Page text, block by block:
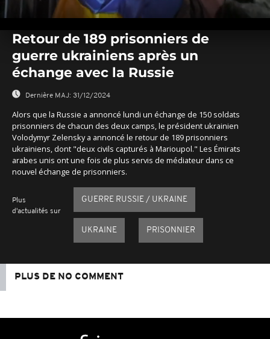
seconds
seconds
Retour de 189 prisonniers de
guerre ukrainiens après un
échange avec la Russie
Dernière MAJ: 31/12/2024
Alors que la Russie a annoncé lundi un échange de 150 soldats
prisonniers de chacun des deux camps, le président ukrainien
Volodymyr Zelensky a annoncé le retour de 189 prisonniers
ukrainiens, dont "deux civils capturés à Marioupol." Les Émirats
arabes unis ont une fois de plus servis de médiateur dans ce
nouvel échange de prisonniers.
Plus
d'actualités sur
GUERRE RUSSIE / UKRAINE
UKRAINE PRISONNIER
PLUS DE NO COMMENT